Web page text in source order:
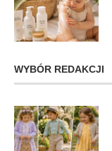
WYBÓR REDAKCJI